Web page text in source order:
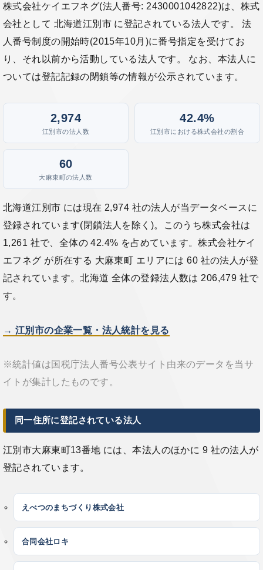
株式会社ケイエフネグ(法人番号: 2430001042822)は、株式
会社として 北海道江別市 に登記されている法人です。 法
人番号制度の開始時(2015年10月)に番号指定を受けてお
り、それ以前から活動している法人です。 なお、本法人に
ついては登記記録の閉鎖等の情報が公示されています。
2,974
江別市の法人数
42.4%
江別市における株式会社の割合
60
大麻東町の法人数
北海道江別市 には現在 2,974 社の法人が当データベースに
登録されています(閉鎖法人を除く)。このうち株式会社は
1,261 社で、全体の 42.4% を占めています。株式会社ケイ
エフネグ が所在する 大麻東町 エリアには 60 社の法人が登
記されています。北海道 全体の登録法人数は 206,479 社で
す。
→ 江別市の企業一覧・法人統計を見る
※統計値は国税庁法人番号公表サイト由来のデータを当サ
イトが集計したものです。
同一住所に登記されている法人
江別市大麻東町13番地 には、本法人のほかに 9 社の法人が
登記されています。
えべつのまちづくり株式会社
合同会社ロキ